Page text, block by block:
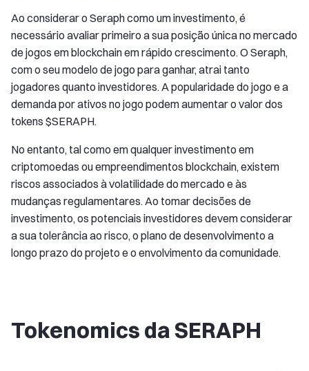
Ao considerar o Seraph como um investimento, é
necessário avaliar primeiro a sua posição única no mercado
de jogos em blockchain em rápido crescimento. O Seraph,
com o seu modelo de jogo para ganhar, atrai tanto
jogadores quanto investidores. A popularidade do jogo e a
demanda por ativos no jogo podem aumentar o valor dos
tokens $SERAPH.
No entanto, tal como em qualquer investimento em
criptomoedas ou empreendimentos blockchain, existem
riscos associados à volatilidade do mercado e às
mudanças regulamentares. Ao tomar decisões de
investimento, os potenciais investidores devem considerar
a sua tolerância ao risco, o plano de desenvolvimento a
longo prazo do projeto e o envolvimento da comunidade.
Tokenomics da SERAPH